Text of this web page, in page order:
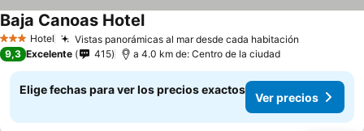
3 Estrellas
Hotel Vistas panorámicas al mar desde cada habitación
Baja Canoas Hotel
9,3 Excelente 415 a 4.0 km de: Centro de la ciudad
Elige fechas para ver los precios exactos
Ver precios